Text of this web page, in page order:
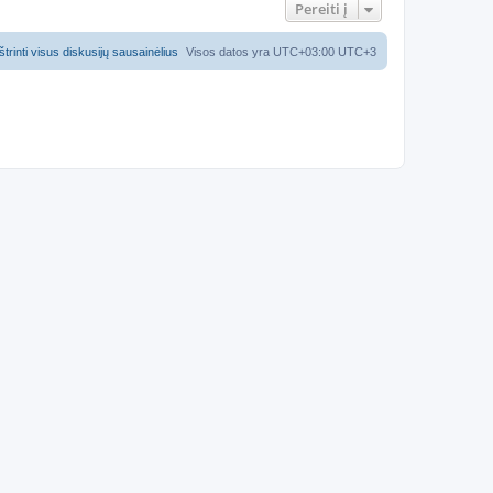
Pereiti į
Visos datos yra UTC+03:00 UTC+3
visus diskusijų sausainėlius